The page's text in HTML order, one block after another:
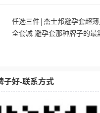
任选三件|杰士邦避孕套超
全套减 避孕套那种牌子的最
子好-联系方式